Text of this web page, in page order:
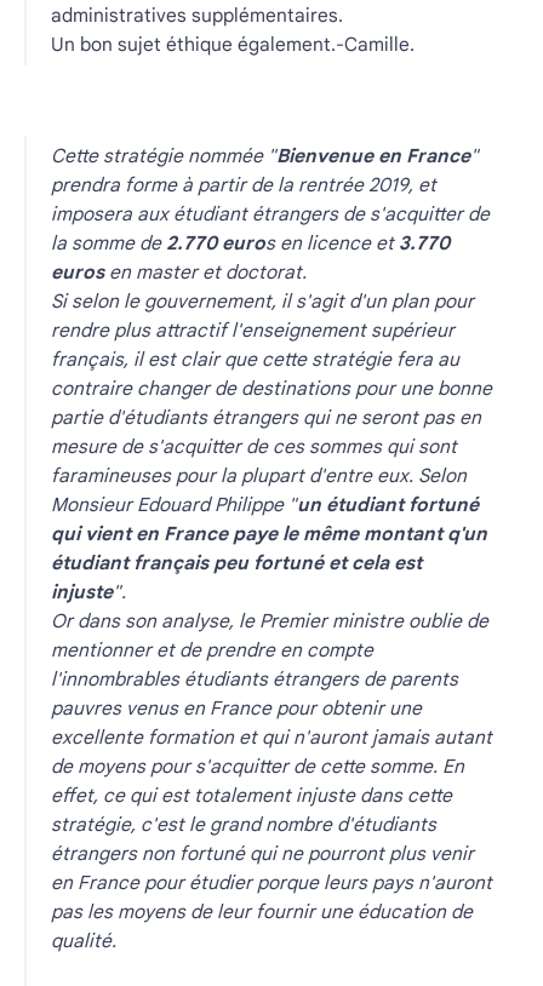
administratives supplémentaires.
Un bon sujet éthique également.-Camille.
Cette stratégie nommée "Bienvenue en France"
prendra forme à partir de la rentrée 2019, et
imposera aux étudiant étrangers de s'acquitter de
la somme de2.770 euros en licence et 3.770
eurosen master et doctorat.
Si selon le gouvernement, il s'agit d'un plan pour
rendre plus attractif l'enseignement supérieur
français, il est clair que cette stratégie fera au
contraire changer de destinations pour une bonne
partie d'étudiants étrangers qui ne seront pas en
mesure de s'acquitter de ces sommes qui sont
faramineuses pour la plupart d'entre eux. Selon
Monsieur Edouard Philippe "un étudiant fortuné
qui vient en France paye le même montant q'un
étudiant français peu fortuné et cela est
injuste".
Or dans son analyse, le Premier ministre oublie de
mentionner et de prendre en compte
l'innombrables étudiants étrangers de parents
pauvres venus en France pour obtenir une
excellente formation et qui n'auront jamais autant
de moyens pour s'acquitter de cette somme. En
effet, ce qui est totalement injuste dans cette
stratégie, c'est le grand nombre d'étudiants
étrangers non fortuné qui ne pourront plus venir
en France pour étudier porque leurs pays n'auront
pas les moyens de leur fournir une éducation de
qualité.